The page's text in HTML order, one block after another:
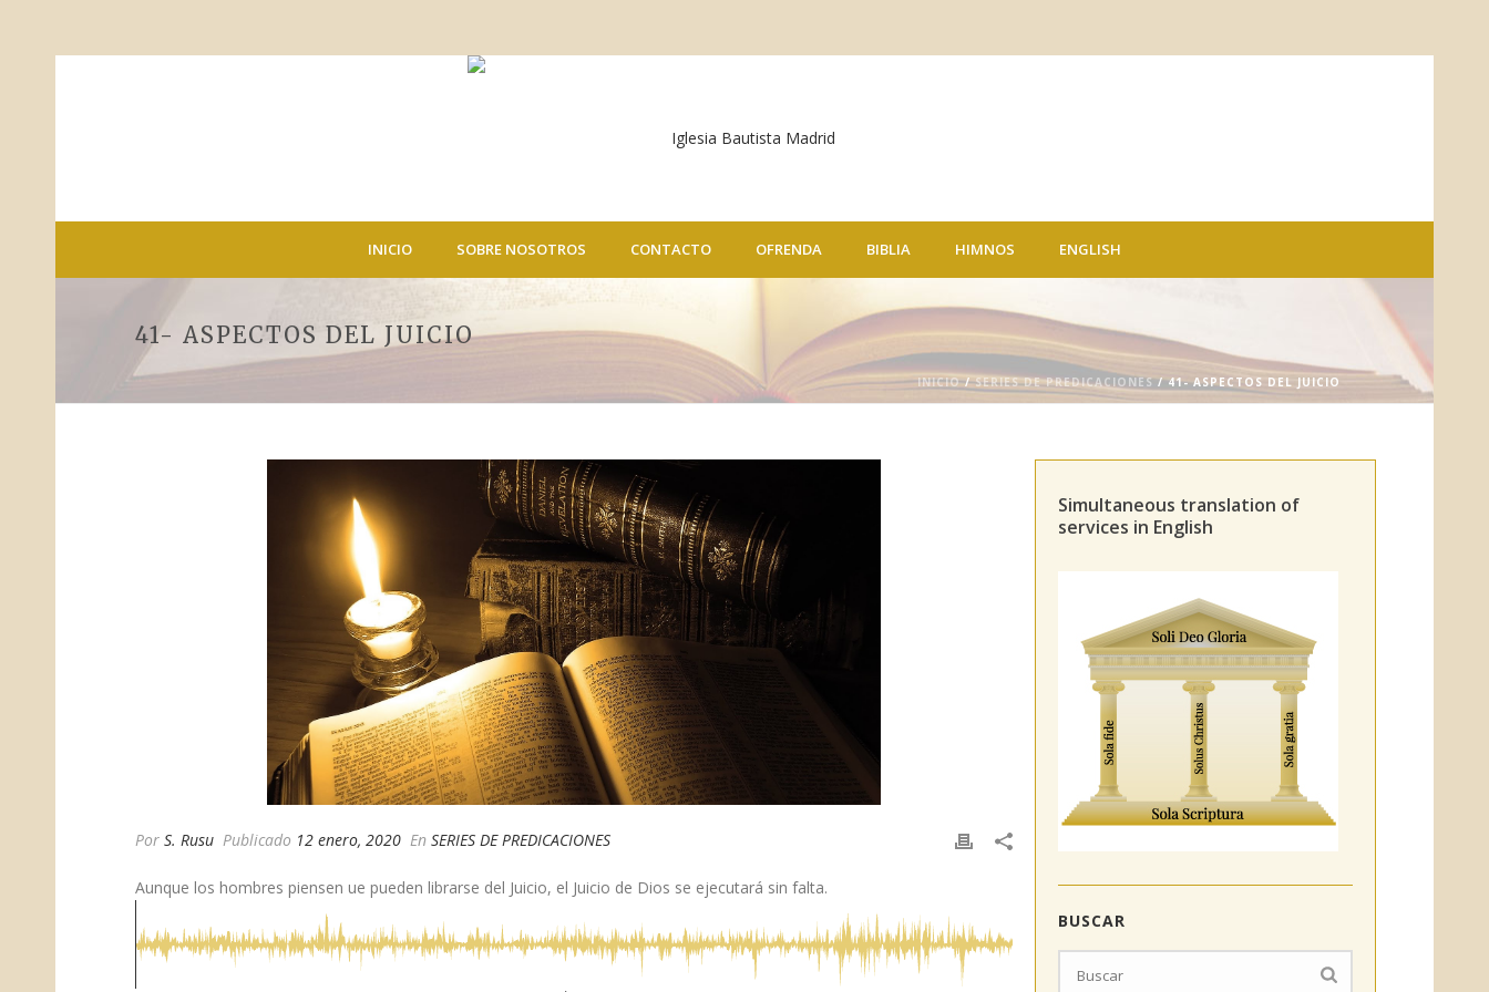
INICIO SOBRE NOSOTROS CONTACTO OFRENDA BIBLIA HIMNOS ENGLISH
41- ASPECTOS DEL JUICIO
INICIO/SERIES DE PREDICACIONES/ 41- ASPECTOS DEL JUICIO
Por S. Rusu Publicado 12 enero, 2020 En SERIES DE PREDICACIONES
Aunque los hombres piensen ue pueden librarse del Juicio, el Juicio de Dios se ejecutará sin falta.
Simultaneous translation of
services in English
BUSCAR